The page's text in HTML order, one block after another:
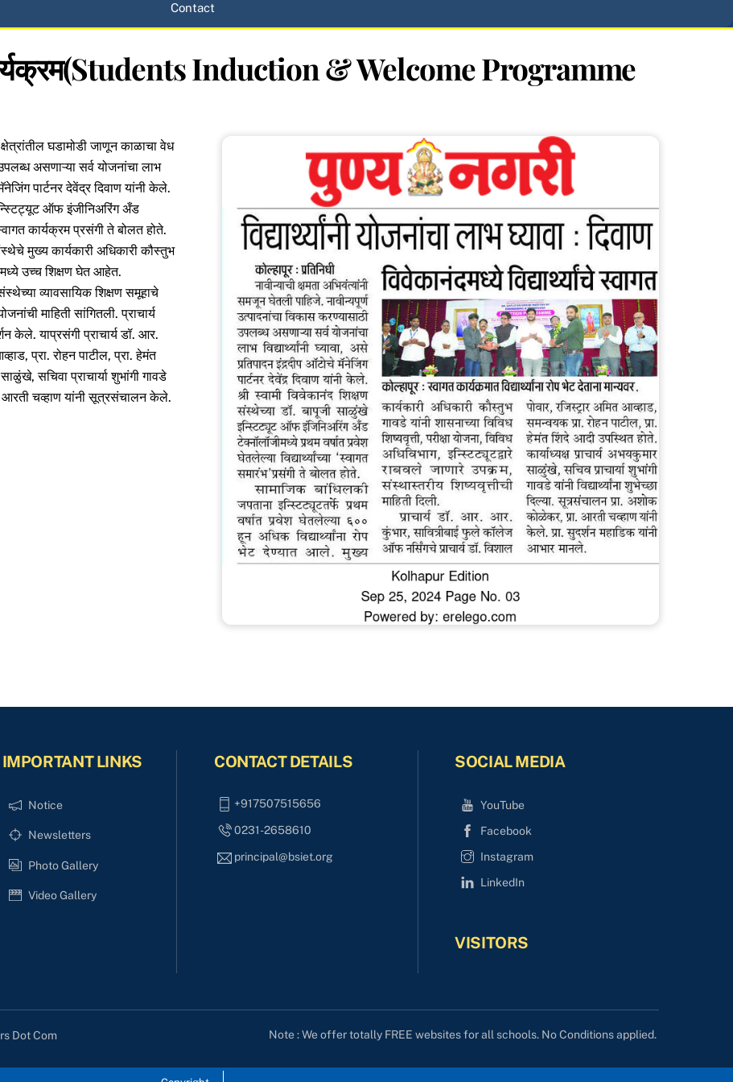
Contact
कार्यक्रम(Students Induction & Welcome Programme
घडामोडी जाणून काळाचा वेध
असणाऱ्या सर्व योजनांचा लाभ
पार्टनर देवेंद्र दिवाण यांनी केले.
ऑफ इंजीनिअरिंग अँड
कार्यक्रम प्रसंगी ते बोलत होते.
मुख्य कार्यकारी अधिकारी कौस्तुभ
उच्च शिक्षण घेत आहेत.
व्यावसायिक शिक्षण समूहाचे
माहिती सांगितली. प्राचार्य
केले. याप्रसंगी प्राचार्य डॉ. आर.
प्रा. रोहन पाटील, प्रा. हेमंत
सचिवा प्राचार्या शुभांगी गावडे
आरती चव्हाण यांनी सूत्रसंचालन केले.
IMPORTANT LINKS
Notice
Newsletters
Photo Gallery
Video Gallery
CONTACT DETAILS
+917507515656
0231-2658610
principal@bsiet.org
SOCIAL MEDIA
YouTube
Facebook
Instagram
LinkedIn
VISITORS
Dot Com Note : We offer totally FREE websites for all schools. No Conditions applied.